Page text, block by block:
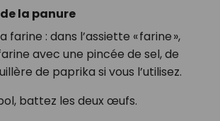
la panure
farine : dans l’assiette « farine »,
avec une pincée de sel, de
de paprika si vous l’utilisez.
battez les deux œufs.